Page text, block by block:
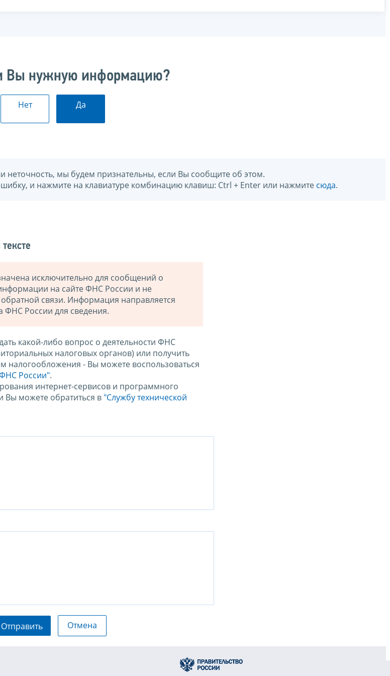
Вы нужную информацию?
Нет Да
неточность, мы будем признательны, если Вы сообщите об этом.
и нажмите на клавиатуре комбинацию клавиш: Ctrl + Enter или нажмите сюда.
исключительно для сообщений о
на сайте ФНС России и не
связи. Информация направляется
ФНС России для сведения.
какой-либо вопрос о деятельности ФНС
налоговых органов) или получить
налогообложения - Вы можете воспользоваться
России".
интернет-сервисов и программного
можете обратиться в "Службу технической
Отправить Отмена